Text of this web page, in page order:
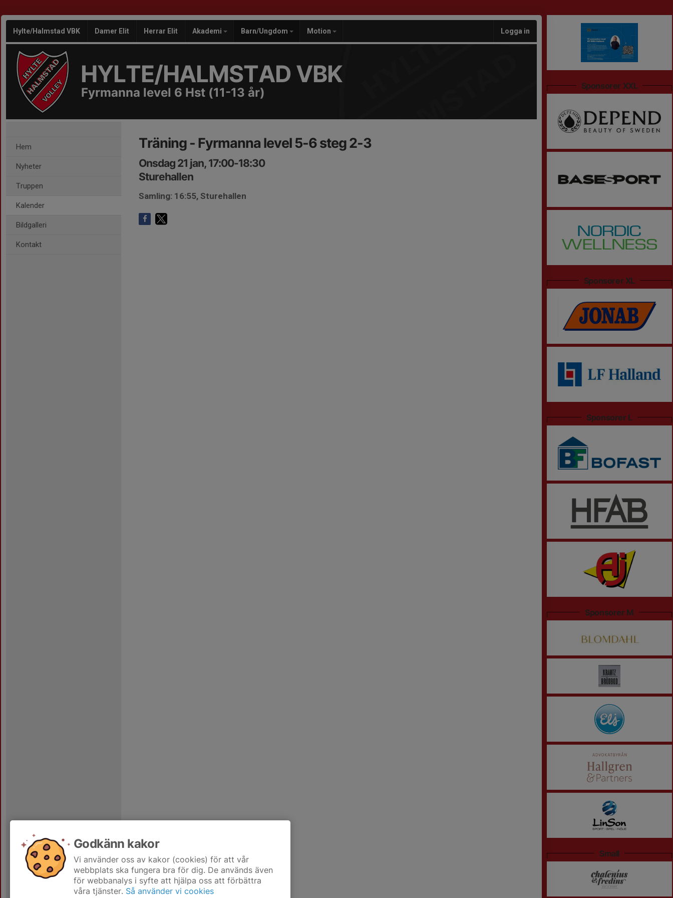
Hylte/Halmstad VBK Damer Elit Herrar Elit Akademi Barn/Ungdom Motion Logga in
HYLTE/HALMSTAD VBK
Fyrmanna level 6 Hst (11-13 år)
Hem
Nyheter
Truppen
Kalender
Bildgalleri
Kontakt
Träning - Fyrmanna level 5-6 steg 2-3
Onsdag 21 jan, 17:00-18:30
Sturehallen
Samling: 16:55, Sturehallen
Sponsorer XXL
Sponsorer XL
Sponsorer L
Sponsorer M
Small
Godkänn kakor
Vi använder oss av kakor (cookies) för att vår
webbplats ska fungera bra för dig. De används även
för webbanalys i syfte att hjälpa oss att förbättra
våra tjänster. Så använder vi cookies